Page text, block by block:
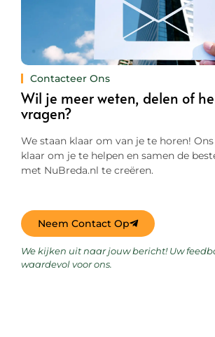
Contacteer Ons
Wil je meer weten, delen of
vragen?
We staan klaar om van je te horen!
klaar om je te helpen en samen de
met NuBreda.nl te creëren.
Neem Contact Op
We kijken uit naar jouw bericht! Uw
waardevol voor ons.